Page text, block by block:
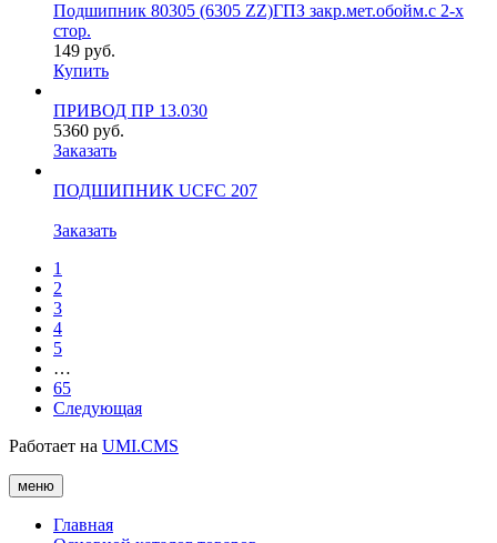
Подшипник 80305 (6305 ZZ)ГПЗ закр.мет.обойм.с 2-х
стор.
149 руб.
Купить
ПРИВОД ПР 13.030
5360 руб.
Заказать
ПОДШИПНИК UCFC 207
Заказать
1
2
3
4
5
…
65
Следующая
Работает на UMI.CMS
меню
Главная